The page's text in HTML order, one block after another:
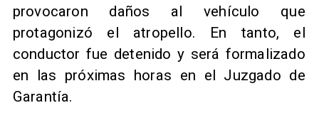
provocaron daños al vehículo que
protagonizó el atropello. En tanto, el
conductor fue detenido y será formalizado
en las próximas horas en el Juzgado de
Garantía.